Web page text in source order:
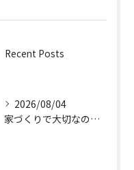
Recent Posts
2026/08/04
家づくりで大切なのは、住んでからの快適さ🌿